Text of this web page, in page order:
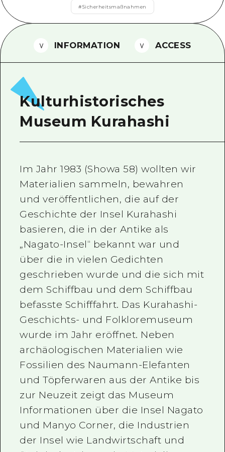
Ein freiwilliger Führer
Transportinformationen bei
#Sicherheitsmaßnahmen
INFORMATION ACCESS
Kulturhistorisches
Museum Kurahashi
Im Jahr 1983 (Showa 58) wollten wir
Materialien sammeln, bewahren
und veröffentlichen, die auf der
Geschichte der Insel Kurahashi
basieren, die in der Antike als
„Nagato-Insel“ bekannt war und
über die in vielen Gedichten
geschrieben wurde und die sich mit
dem Schiffbau und dem Schiffbau
befasste Schifffahrt. Das Kurahashi-
Geschichts- und Folkloremuseum
wurde im Jahr eröffnet. Neben
archäologischen Materialien wie
Fossilien des Naumann-Elefanten
und Töpferwaren aus der Antike bis
zur Neuzeit zeigt das Museum
Informationen über die Insel Nagato
und Manyo Corner, die Industrien
der Insel wie Landwirtschaft und